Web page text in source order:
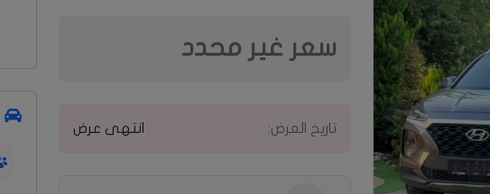
سعر غير محدد
تاريخ العرض: انتهى عرض